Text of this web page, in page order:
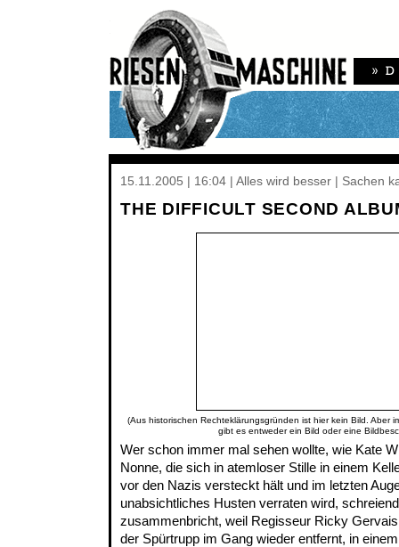
15.11.2005 | 16:04 | Alles wird besser | Sachen
THE DIFFICULT SECOND
(Aus historischen Rechteklärungsgründen ist hier kein Bild. Aber
gibt es entweder ein Bild oder eine
Wer schon immer mal sehen wollte, wie Kate
Nonne, die sich in atemloser Stille in einem
vor den Nazis versteckt hält und im letzten
unabsichtliches Husten verraten wird,
zusammenbricht, weil Regisseur Ricky
der Spürtrupp im Gang wieder entfernt, in